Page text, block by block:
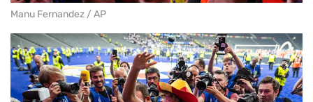
Manu Fernandez / AP